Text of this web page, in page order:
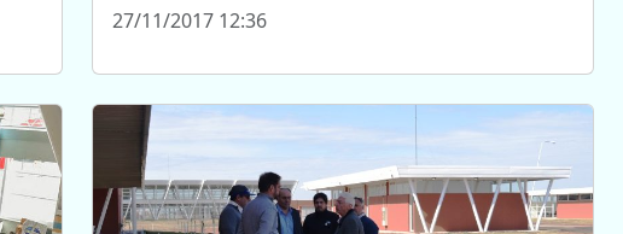
27/11/2017 12:36